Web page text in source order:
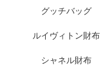
グッチバッグ
ルイヴィトン財布
シャネル財布